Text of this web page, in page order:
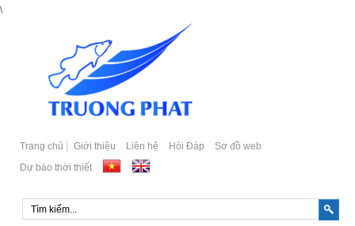
\
Trang chủ Giới thiệu Liên hệ Hỏi Đáp
Sơ đồ web
Dự báo thời thiết